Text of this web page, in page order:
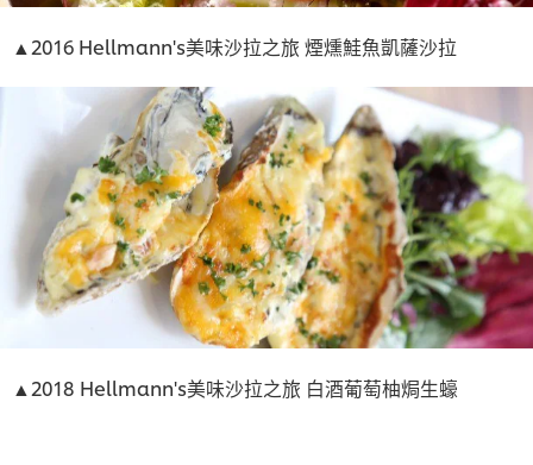
▲2016 Hellmann's美味沙拉之旅 煙燻鮭魚凱薩沙拉
▲2018 Hellmann's美味沙拉之旅 白酒葡萄柚焗生蠔